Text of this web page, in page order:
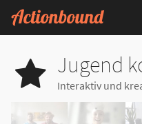
Jugend
Interaktiv und